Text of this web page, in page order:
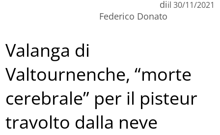
di
Federico Donato
il 30/11/2021
Valanga di
Valtournenche, “morte
cerebrale” per il pisteur
travolto dalla neve